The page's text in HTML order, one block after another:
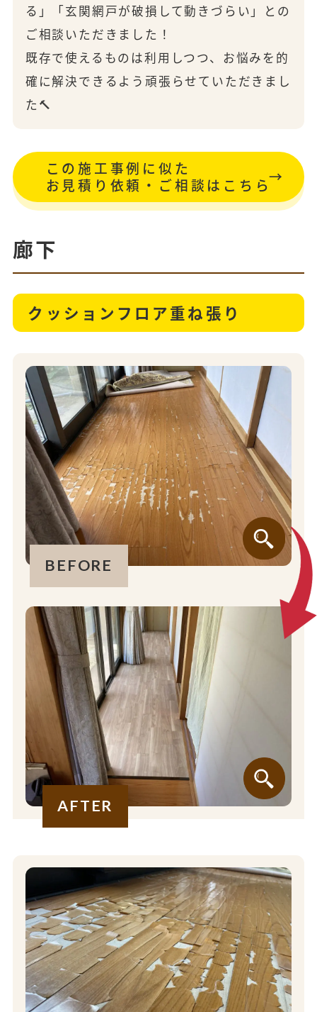
る」「玄関網戸が破損して動きづらい」との
ご相談いただきました！
既存で使えるものは利用しつつ、お悩みを的
確に解決できるよう頑張らせていただきまし
た🔨
この施工事例に似た
お見積り依頼・ご相談はこちら
廊下
クッションフロア重ね張り
BEFORE
AFTER